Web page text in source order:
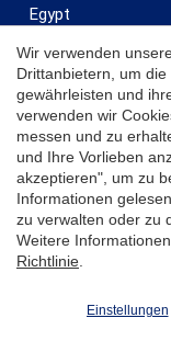
Egypt
France
Grenada
India
Ireland
Italy
Wir verwenden
Drittanbietern, um
gewährleisten und
verwenden wir
messen und zu
und Ihre Vorlieben
akzeptieren", um zu
Informationen
zu verwalten oder zu
Weitere
Richtlinie
Einstellungen